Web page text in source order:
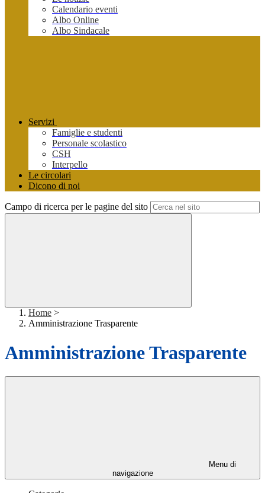
Calendario eventi
Albo Online
Albo Sindacale
Servizi
Famiglie e studenti
Personale scolastico
CSH
Interpello
Le circolari
Dicono di noi
Campo di ricerca per le pagine del sito
Home >
Amministrazione Trasparente
Amministrazione Trasparente
Menu di
navigazione